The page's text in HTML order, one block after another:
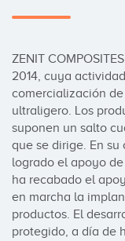
ZENIT
2014, cuya
comercialización
ultraligero. Los
suponen un salto
que se dirige. En su
logrado el apoyo
ha recabado el
en marcha la
productos. El
protegido, a día de